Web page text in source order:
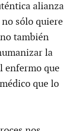
alianza
sólo quiere
también
la
enfermo que
que lo